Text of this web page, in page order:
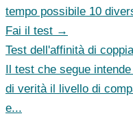
tempo possibile 10
Fai il test →
Test dell'affinità di coppia
Il test che segue
di verità il livello di
e...